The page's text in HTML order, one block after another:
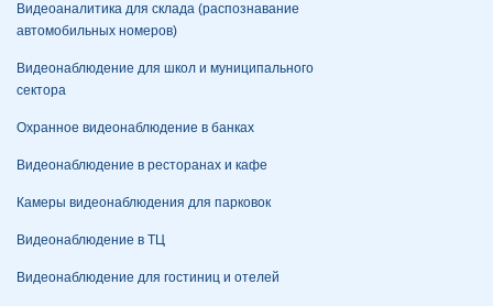
Видеоаналитика для склада (распознавание
автомобильных номеров)
Видеонаблюдение для школ и муниципального
сектора
Охранное видеонаблюдение в банках
Видеонаблюдение в ресторанах и кафе
Камеры видеонаблюдения для парковок
Видеонаблюдение в ТЦ
Видеонаблюдение для гостиниц и отелей